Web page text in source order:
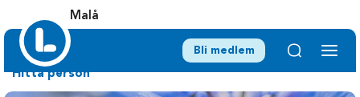
Malå
Bli medlem
Hitta person